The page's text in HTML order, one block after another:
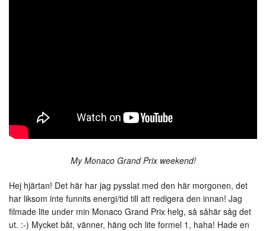
My Monaco Grand Prix weekend!
Hej hjärtan! Det här har jag pysslat med den här morgonen, det
har liksom inte funnits energi/tid till att redigera den innan! Jag
filmade lite under min Monaco Grand Prix helg, så såhär såg det
ut. :-) Mycket båt, vänner, häng och lite formel 1, haha! Hade en